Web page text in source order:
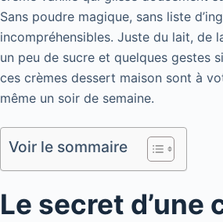
Sans poudre magique, sans liste
incompréhensibles. Juste du lait, de
un peu de sucre et quelques gestes
ces crèmes dessert maison sont à
même un soir de semaine.
Voir le sommaire
Le secret d’une